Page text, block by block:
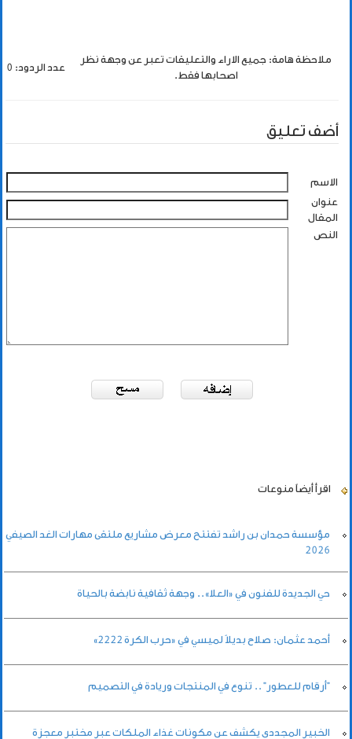
ملاحظة هامة: جميع الاراء والتعليقات تعبر عن وجهة نظر
اصحابها فقط.
عدد الردود: 0
أضف تعليق
الاسم
عنوان
المقال
النص
اقرأ أيضاً منوعات
مؤسسة حمدان بن راشد تفتتح معرض مشاريع ملتقى مهارات الغد الصيفي
2026
حي الجديدة للفنون في «العلا».. وجهة ثقافية نابضة بالحياة
أحمد عثمان: صلاح بديلاً لميسي في «حرب الكرة 2222»
"أرقام للعطور" .. تنوع في المنتجات وريادة في التصميم
الخبير المجددي يكشف عن مكونات غذاء الملكات عبر مختبر معجزة